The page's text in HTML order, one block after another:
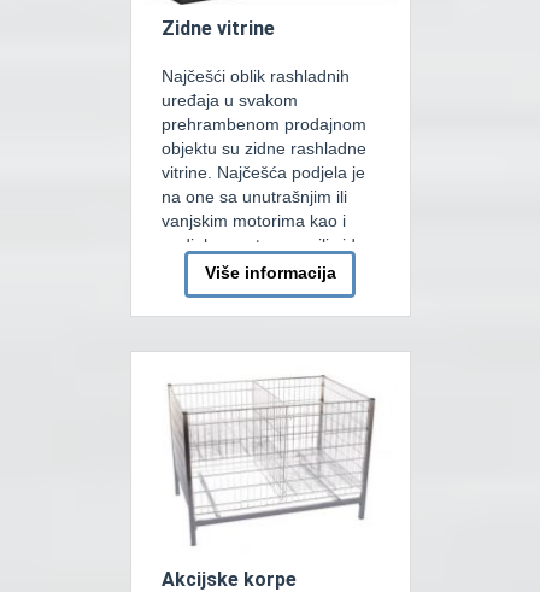
Zidne vitrine
Najčešći oblik rashladnih
uređaja u svakom
prehrambenom prodajnom
objektu su zidne rashladne
vitrine. Najčešća podjela je
na one sa unutrašnjim ili
vanjskim motorima kao i
podjela na otvorene ili zidne
vitrine sa vratima. Zidne
vitrine sa vratima mogu
imati okretna ili klizna vrata.
smanjnje potrošnje
električne […]
Više informacija
Akcijske korpe